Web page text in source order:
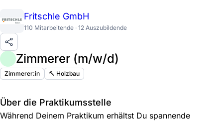
Fritschle GmbH
110 Mitarbeitende · 12 Auszubildende
Zimmerer (m/w/d)
Zimmerer:in 🔨 Holzbau
Über die Praktikumsstelle
Während Deinem Praktikum erhältst Du spannende